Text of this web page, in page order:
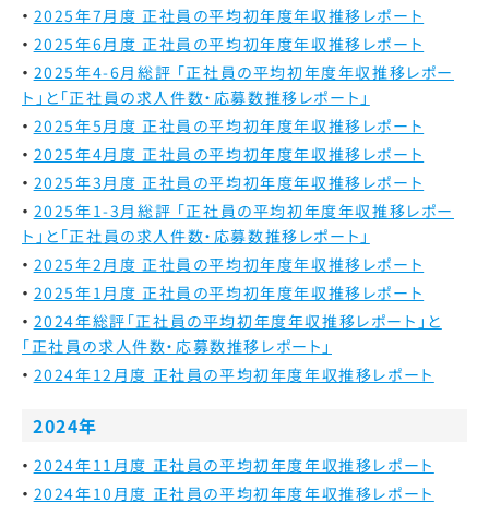
2025年7月度 正社員の平均初年度年収推移レポート
2025年6月度 正社員の平均初年度年収推移レポート
2025年4-6月総評 「正社員の平均初年度年収推移レポー
ト」と「正社員の求人件数・応募数推移レポート」
2025年5月度 正社員の平均初年度年収推移レポート
2025年4月度 正社員の平均初年度年収推移レポート
2025年3月度 正社員の平均初年度年収推移レポート
2025年1-3月総評 「正社員の平均初年度年収推移レポー
ト」と「正社員の求人件数・応募数推移レポート」
2025年2月度 正社員の平均初年度年収推移レポート
2025年1月度 正社員の平均初年度年収推移レポート
2024年総評 「正社員の平均初年度年収推移レポート」と
「正社員の求人件数・応募数推移レポート」
2024年12月度 正社員の平均初年度年収推移レポート
2024年
2024年11月度 正社員の平均初年度年収推移レポート
2024年10月度 正社員の平均初年度年収推移レポート